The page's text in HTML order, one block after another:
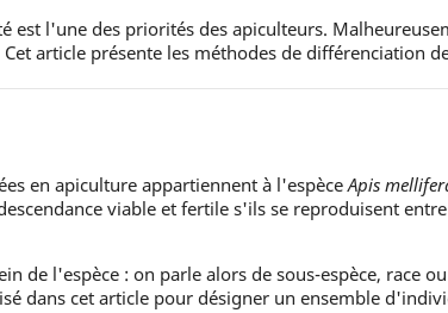
est l'une des priorités des apiculteurs.
article présente les méthodes de différenciation
en apiculture appartiennent à l'espèceApis
viable et fertile s'ils se reproduisent
de l'espèce : on parle alors de sous-espèce, race
dans cet article pour désigner un ensemble